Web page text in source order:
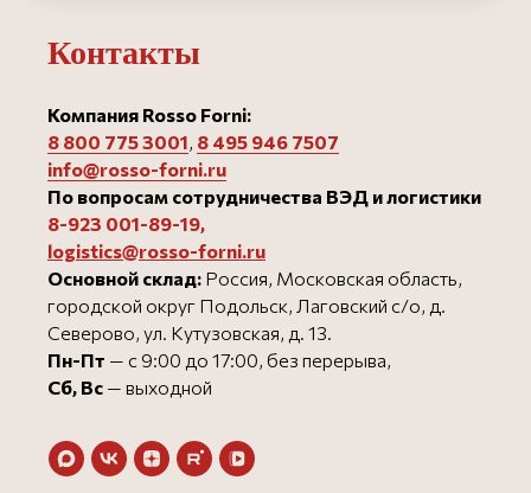
Контакты
Компания Rosso Forni:
8 800 775 3001, 8 495 946 7507
info@rosso-forni.ru
По вопросам сотрудничества ВЭД и логистики
8-923 001-89-19,
logistics@rosso-forni.ru
Основной склад: Россия, Московская область,
городской округ Подольск, Лаговский с/о, д.
Северово, ул. Кутузовская, д. 13.
Пн-Пт — с 9:00 до 17:00, без перерыва,
Сб, Вс — выходной